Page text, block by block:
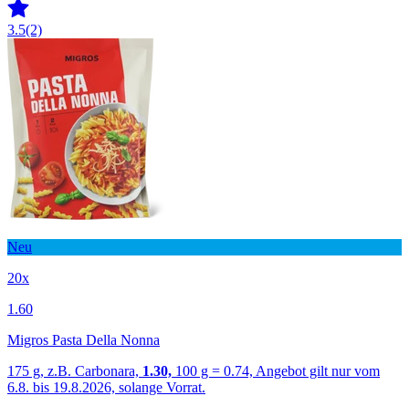
3.5(2)
Neu
20x
1.60
Migros Pasta Della Nonna
175 g, z.B. Carbonara, 1.30, 100 g = 0.74, Angebot gilt nur vom
6.8. bis 19.8.2026, solange Vorrat.